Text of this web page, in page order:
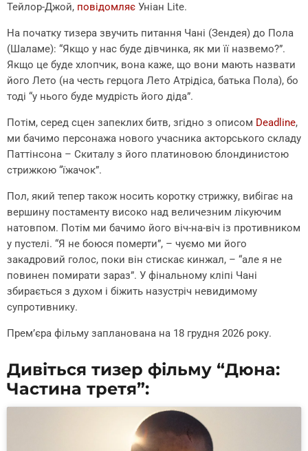
Тейлор-Джой, повідомляє Уніан Lite.
На початку тизера звучить питання Чані (Зендея) до Пола
(Шаламе): “Якщо у нас буде дівчинка, як ми її назвемо?”.
Якщо це буде хлопчик, вона каже, що вони мають назвати
його Лето (на честь герцога Лето Атрідіса, батька Пола), бо
тоді “у нього буде мудрість його діда”.
Потім, серед сцен запеклих битв, згідно з описом Deadline,
ми бачимо персонажа нового учасника акторського складу
Паттінсона – Скиталу з його платиновою блондинистою
стрижкою “їжачок”.
Пол, який тепер також носить коротку стрижку, вибігає на
вершину постаменту високо над величезним лікуючим
натовпом. Потім ми бачимо його віч-на-віч із противником
у пустелі. “Я не боюся померти”, – чуємо ми його
закадровий голос, поки він стискає кинжал, – “але я не
повинен помирати зараз”. У фінальному кліпі Чані
збирається з духом і біжить назустріч невидимому
супротивнику.
Прем’єра фільму запланована на 18 грудня 2026 року.
Дивіться тизер фільму “Дюна:
Частина третя”: